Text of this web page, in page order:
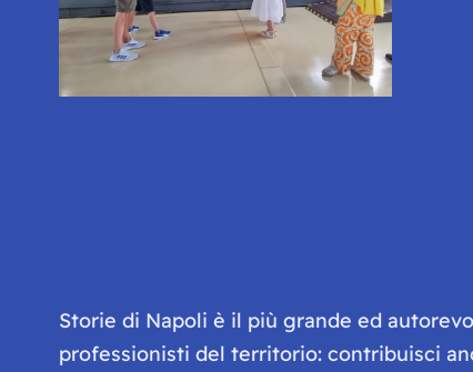
Storie di Napoli è il più grande ed
professionisti del territorio: contribuisci